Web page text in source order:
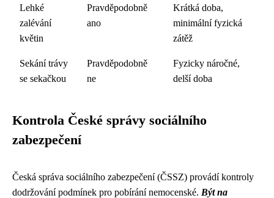
Lehké
zalévání
květin
Pravděpodobně
ano
Krátká doba,
minimální fyzická
zátěž
Sekání trávy
se sekačkou
Pravděpodobně
ne
Fyzicky náročné,
delší doba
Kontrola České správy sociálního
zabezpečení
Česká správa sociálního zabezpečení (ČSSZ) provádí kontroly
dodržování podmínek pro pobírání nemocenské. Být na